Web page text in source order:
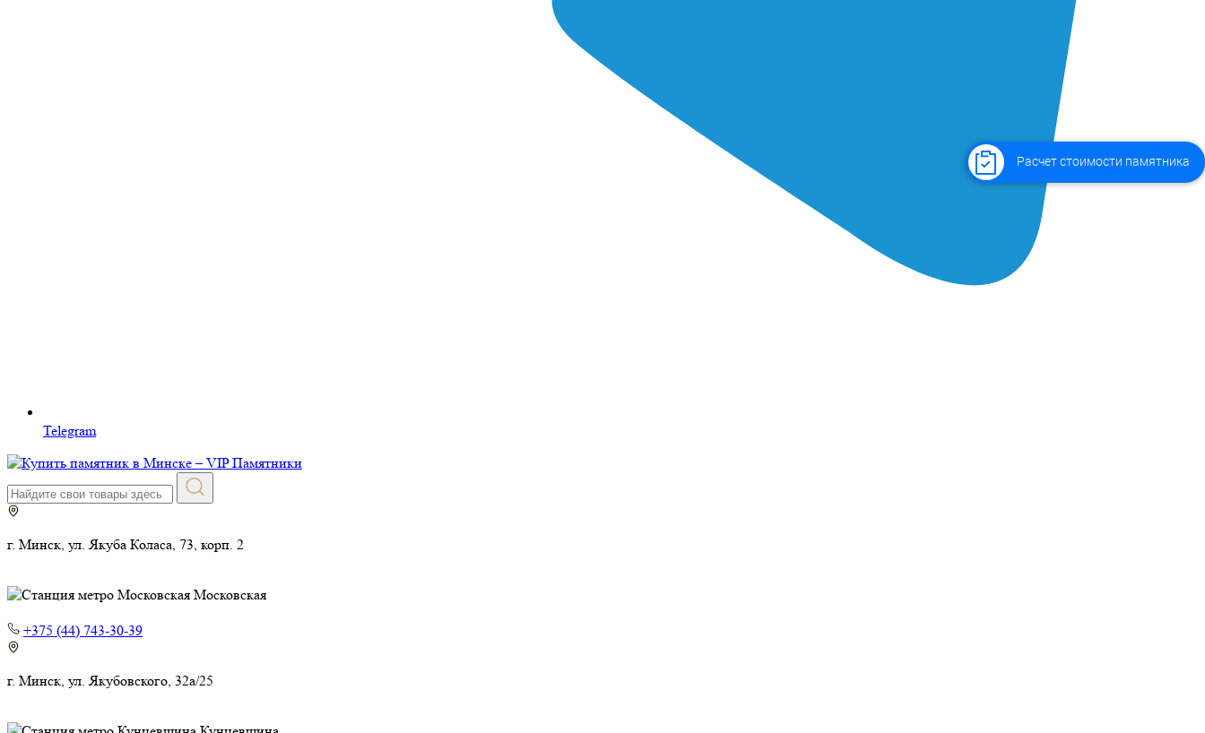
Telegram
г. Минск, ул. Якуба Коласа, 73, корп. 2
Московская
+375 (44) 743-30-39
г. Минск, ул. Якубовского, 32а/25
Расчет стоимости памятника